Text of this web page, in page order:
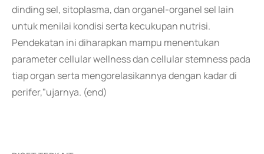
dinding sel, sitoplasma, dan organel-organel sel lain
untuk menilai kondisi serta kecukupan nutrisi.
Pendekatan ini diharapkan mampu menentukan
parameter cellular wellness dan cellular stemness pada
tiap organ serta mengorelasikannya dengan kadar di
perifer,"ujarnya. (end)